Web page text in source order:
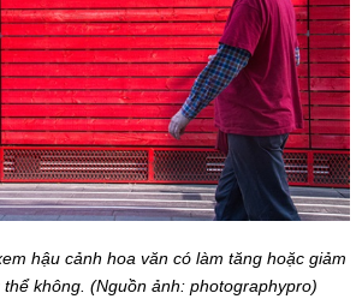
hậu cảnh hoa văn có làm tăng hoặc giảm
không. (Nguồn ảnh: photographypro)